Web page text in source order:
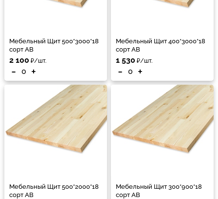
Мебельный Щит 500*3000*18
сорт АВ
2 100 ₽/шт.
- +
Мебельный Щит 400*3000*18
сорт АВ
1 530 ₽/шт.
- +
Мебельный Щит 500*2000*18
сорт АВ
Мебельный Щит 300*900*18
сорт АВ